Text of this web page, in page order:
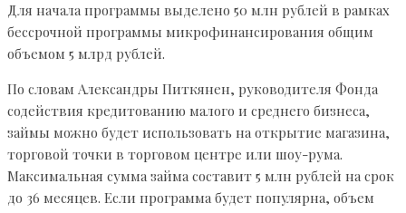
Для начала программы выделено 50 млн рублей в рамках
бессрочной программы микрофинансирования общим
объемом 5 млрд рублей.
По словам Александры Питкянен, руководителя Фонда
содействия кредитованию малого и среднего бизнеса,
займы можно будет использовать на открытие магазина,
торговой точки в торговом центре или шоу-рума.
Максимальная сумма займа составит 5 млн рублей на срок
до 36 месяцев. Если программа будет популярна, объем